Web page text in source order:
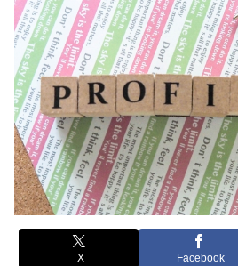
X Facebook